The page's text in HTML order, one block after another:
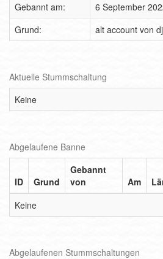
Gebannt am:
6 September
Grund:
alt account von
Aktuelle Stummschaltung
Keine
Abgelaufene Banne
ID Grund
Gebannt
von
Am
Keine
Abgelaufenen Stummschaltungen